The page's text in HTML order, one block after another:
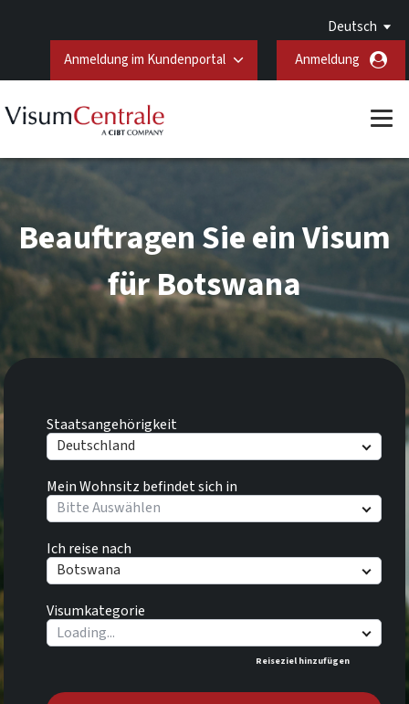
Deutsch
Anmeldung im Kundenportal
Anmeldung
Staatsangehörigkeit
Deutschland
Mein Wohnsitz befindet sich in
Bitte Auswählen
Ich reise nach
Botswana
Visumkategorie
Reiseziel hinzufügen
Beauftragen Sie ein Visum
für Botswana